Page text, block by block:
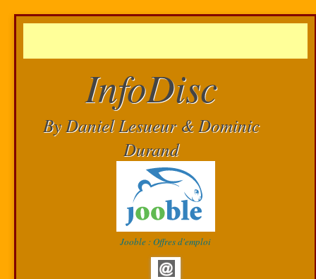
InfoDisc
By Daniel Lesueur & Dominic
Durand
Jooble : Offres d'emploi